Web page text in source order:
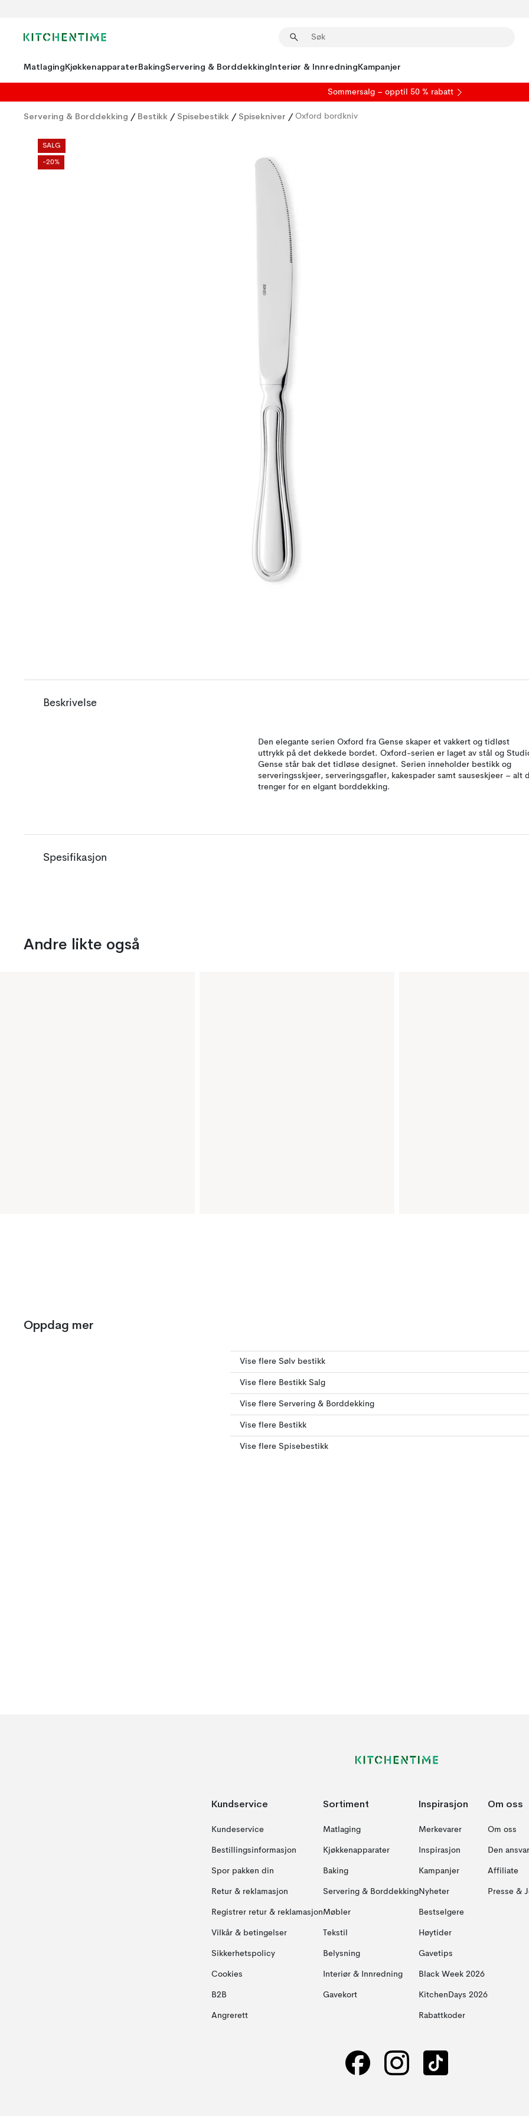
MatlagingKjøkkenapparaterBakingServering & BorddekkingInteriør & InnredningKampanjer
Sommersalg – opptil 50 % rabatt
Servering & Borddekking / Bestikk / Spisebestikk / Spisekniver / Oxford bordkniv
SALG
-20%
Beskrivelse
Den elegante serien Oxford fra Gense skaper et vakkert og tidløst
uttrykk på det dekkede bordet. Oxford-serien er laget av stål og
Gense står bak det tidløse designet. Serien inneholder bestikk og
serveringsskjeer, serveringsgafler, kakespader samt sauseskjeer – alt
trenger for en elgant borddekking.
Spesifikasjon
Andre likte også
Oppdag mer
Vise flere Sølv bestikk
Vise flere Bestikk Salg
Vise flere Servering & Borddekking
Vise flere Bestikk
Vise flere Spisebestikk
Kundservice
Kundeservice
Bestillingsinformasjon
Spor pakken din
Retur & reklamasjon
Registrer retur & reklamasjon
Vilkår & betingelser
Sikkerhetspolicy
Cookies
B2B
Angrerett
Sortiment
Matlaging
Kjøkkenapparater
Baking
Servering & Borddekking
Møbler
Tekstil
Belysning
Interiør & Innredning
Gavekort
Inspirasjon
Merkevarer
Inspirasjon
Kampanjer
Nyheter
Bestselgere
Høytider
Gavetips
Black Week 2026
KitchenDays 2026
Rabattkoder
Om oss
Om oss
Den
Affiliate
Presse &